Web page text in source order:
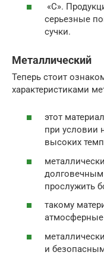
«С».
серьезные
сучки.
Металлический
Теперь стоит
характеристиками
этот
при условии
высоких
прослужить
такому
и